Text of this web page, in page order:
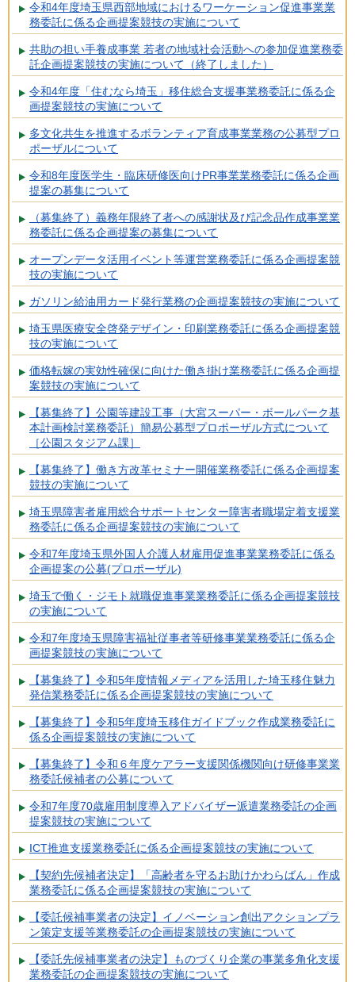
令和4年度埼玉県西部地域におけるワーケーション促進事業業
務委託に係る企画提案競技の実施について
共助の担い手養成事業 若者の地域社会活動への参加促進業務委
託企画提案競技の実施について（終了しました）
令和4年度「住むなら埼玉」移住総合支援事業務委託に係る企
画提案競技の実施について
多文化共生を推進するボランティア育成事業業務の公募型プロ
ポーザルについて
令和8年度医学生・臨床研修医向けPR事業業務委託に係る企画
提案の募集について
（募集終了）義務年限終了者への感謝状及び記念品作成事業業
務委託に係る企画提案の募集について
オープンデータ活用イベント等運営業務委託に係る企画提案競
技の実施について
ガソリン給油用カード発行業務の企画提案競技の実施について
埼玉県医療安全啓発デザイン・印刷業務委託に係る企画提案競
技の実施について
価格転嫁の実効性確保に向けた働き掛け業務委託に係る企画提
案競技の実施について
【募集終了】公園等建設工事（大宮スーパー・ボールパーク基
本計画検討業務委託）簡易公募型プロポーザル方式について
［公園スタジアム課］
【募集終了】働き方改革セミナー開催業務委託に係る企画提案
競技の実施について
埼玉県障害者雇用総合サポートセンター障害者職場定着支援業
務委託に係る企画提案競技の実施について
令和7年度埼玉県外国人介護人材雇用促進事業業務委託に係る
企画提案の公募(プロポーザル)
埼玉で働く・ジモト就職促進事業業務委託に係る企画提案競技
の実施について
令和7年度埼玉県障害福祉従事者等研修事業業務委託に係る企
画提案競技の実施について
【募集終了】令和5年度情報メディアを活用した埼玉移住魅力
発信業務委託に係る企画提案競技の実施について
【募集終了】令和5年度埼玉移住ガイドブック作成業務委託に
係る企画提案競技の実施について
【募集終了】令和６年度ケアラー支援関係機関向け研修事業業
務委託候補者の公募について
令和7年度70歳雇用制度導入アドバイザー派遣業務委託の企画
提案競技の実施について
ICT推進支援業務委託に係る企画提案競技の実施について
【契約先候補者決定】「高齢者を守るお助けかわらばん」作成
業務委託に係る企画提案競技の実施について
【委託候補事業者の決定】イノベーション創出アクションプラ
ン策定支援等業務委託の企画提案競技の実施について
【委託先候補事業者の決定】ものづくり企業の事業多角化支援
業務委託の企画提案競技の実施について